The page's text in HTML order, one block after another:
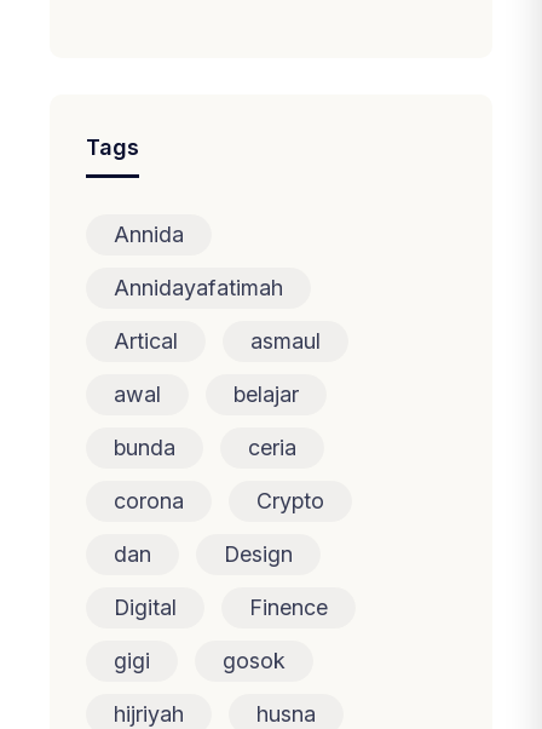
Tags
Annida
Annidayafatimah
Artical asmaul
awal belajar
bunda ceria
corona Crypto
dan Design
Digital Finence
gigi gosok
hijriyah husna